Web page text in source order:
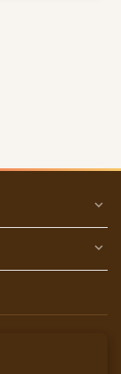
expand_more
expand_more